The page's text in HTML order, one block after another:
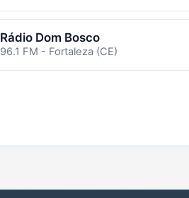
Rádio Dom Bosco
96.1 FM - Fortaleza (CE)